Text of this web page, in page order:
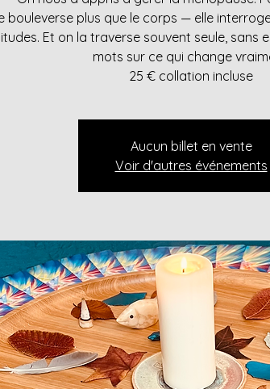
bouleverse plus que le corps — elle
Et on la traverse souvent seule, sans
mots sur ce qui change
25 € collation incluse
Aucun billet en vente
Voir d'autres événements